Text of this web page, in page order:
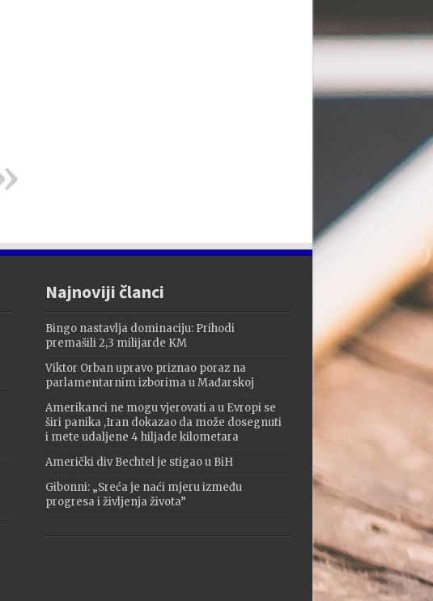
Najnoviji članci
Bingo nastavlja dominaciju: Prihodi
premašili 2,3 milijarde KM
Viktor Orban upravo priznao poraz na
parlamentarnim izborima u Mađarskoj
Amerikanci ne mogu vjerovati a u Evropi se
širi panika ,Iran dokazao da može dosegnuti
i mete udaljene 4 hiljade kilometara
Američki div Bechtel je stigao u BiH
Gibonni: „Sreća je naći mjeru između
progresa i življenja života”